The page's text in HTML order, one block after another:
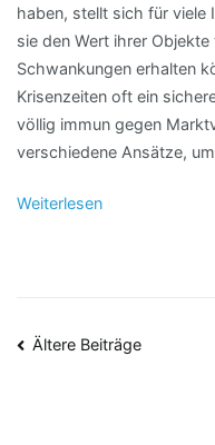
haben, stellt sich für viele
sie den Wert ihrer
Schwankungen erhalten
Krisenzeiten oft ein
völlig immun gegen
verschiedene Ansätze,
Weiterlesen
Ältere Beiträge